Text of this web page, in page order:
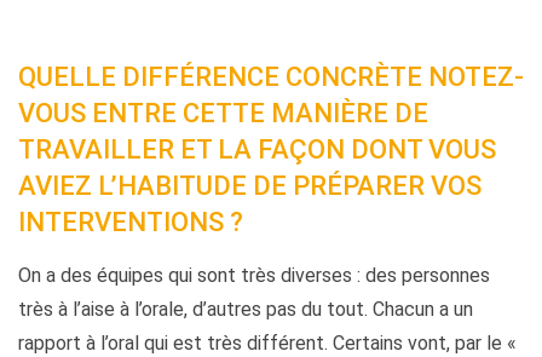
QUELLE DIFFÉRENCE CONCRÈTE NOTEZ-
VOUS ENTRE CETTE MANIÈRE DE
TRAVAILLER ET LA FAÇON DONT VOUS
AVIEZ L’HABITUDE DE PRÉPARER VOS
INTERVENTIONS ?
On a des équipes qui sont très diverses : des personnes
très à l’aise à l’orale, d’autres pas du tout. Chacun a un
rapport à l’oral qui est très différent. Certains vont, par le «